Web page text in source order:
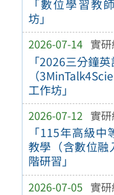
「數位學習教
坊」
2026-07-14 實研
「2026三分鐘
（
工作坊」
2026-07-12 實研
「115年高級
教學（含數位融
階研習」
2026-07-05 實研